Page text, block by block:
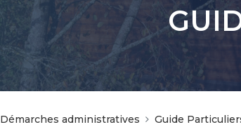
Démarches administratives Guide